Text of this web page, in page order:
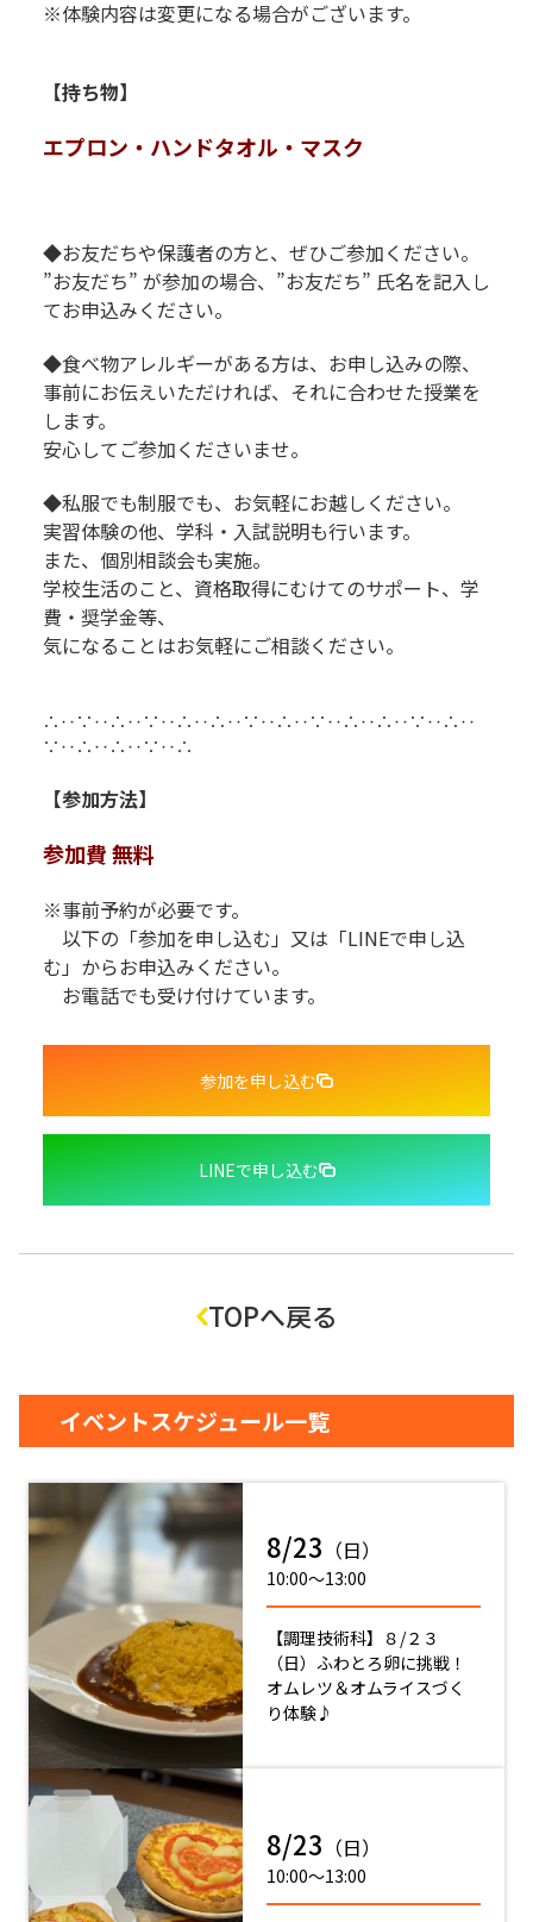
※体験内容は変更になる場合がございます。
【持ち物】
エプロン・ハンドタオル・マスク
◆お友だちや保護者の方と、ぜひご参加ください。
”お友だち” が参加の場合、”お友だち” 氏名を記入し
てお申込みください。
◆食べ物アレルギーがある方は、お申し込みの際、
事前にお伝えいただければ、それに合わせた授業を
します。
安心してご参加くださいませ。
◆私服でも制服でも、お気軽にお越しください。
実習体験の他、学科・入試説明も行います。
また、個別相談会も実施。
学校生活のこと、資格取得にむけてのサポート、 学
費・奨学金等、
気になることはお気軽にご相談ください。
∴‥∵‥∴‥∵‥∴‥∴‥∵‥∴‥∵‥∴‥∴‥∵‥∴‥
∵‥∴‥∴‥∵‥∴
【参加方法】
参加費 無料
※事前予約が必要です。
以下の「参加を申し込む」又は「LINEで申し込
む」からお申込みください。
お電話でも受け付けています。
参加を申し込む
LINEで申し込む
TOPへ戻る
イベントスケジュール一覧
8/23 （日）
10:00〜13:00
【調理技術科】８/２３
（日）ふわとろ卵に挑戦！
オムレツ＆オムライスづく
り体験♪
8/23 （日）
10:00〜13:00